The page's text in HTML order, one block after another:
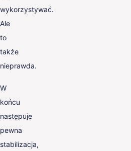
wykorzystywać.
Ale
to
także
nieprawda.
W
końcu
następuje
pewna
stabilizacja,